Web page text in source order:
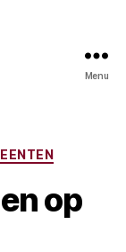
Menu
op